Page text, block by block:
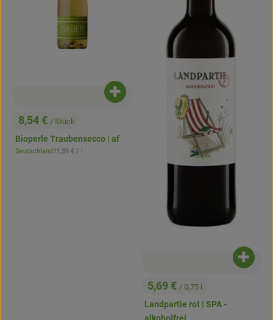
Über uns
, Preis:
8,54 € / Stück
Bioperle Traubensecco | af
, Herkunft:
Deutschland, Referenzpreis:
11,39 € / l
Produkt zum Warenkorb hinzufügen
, Preis:
5,69 € / 0,75 l
Landpartie rot | SPA -